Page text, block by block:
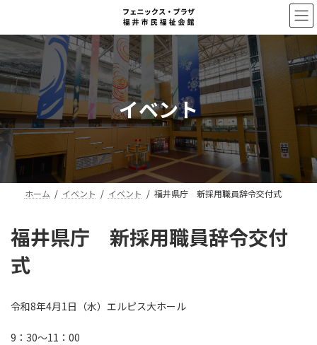
テ
ツ
へ
ス
ッ
プ
ゲ
シ
ョ
ン
移
動
イベント
ホーム イベント イベント 福井県庁 新採用職員辞令交付式
福井県庁 新採用職員辞令交付
式
令和8年4月1日（水）エルピス大ホール
9：30～11：00